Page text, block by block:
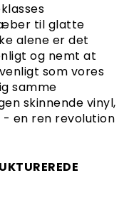
til glatte
alene er det
og nemt at
som vores
samme
skinnende vinyl,
- en ren revolution